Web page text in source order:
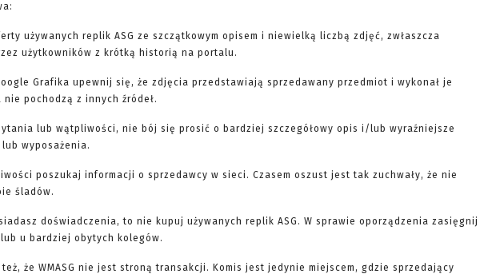
używanych replik ASG ze szczątkowym opisem i niewielką liczbą zdjęć, zwłaszcza
użytkowników z krótką historią na portalu.
Grafika upewnij się, że zdjęcia przedstawiają sprzedawany przedmiot i wykonał je
pochodzą z innych źródeł.
lub wątpliwości, nie bój się prosić o bardziej szczegółowy opis i/lub wyraźniejsze
wyposażenia.
poszukaj informacji o sprzedawcy w sieci. Czasem oszust jest tak zuchwały, że nie
śladów.
doświadczenia, to nie kupuj używanych replik ASG. W sprawie oporządzenia zasięgnij
u bardziej obytych kolegów.
też, że WMASG nie jest stroną transakcji. Komis jest jedynie miejscem, gdzie sprzedający